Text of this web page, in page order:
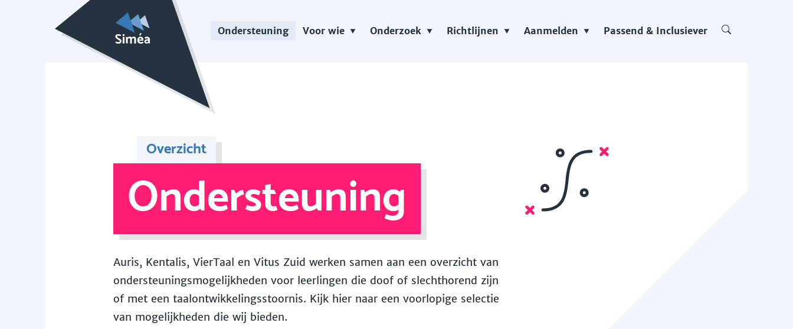
Ondersteuning Voor wie Onderzoek Richtlijnen Aanmelden Passend & Inclusiever
Overzicht
Ondersteuning
Auris, Kentalis, VierTaal en Vitus Zuid werken samen aan een overzicht van
ondersteuningsmogelijkheden voor leerlingen die doof of slechthorend zijn
of met een taalontwikkelingsstoornis. Kijk hier naar een voorlopige selectie
van mogelijkheden die wij bieden.